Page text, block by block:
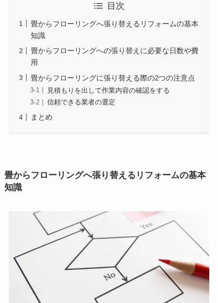
目次
畳からフローリングへ張り替えるリフォームの基本
知識
畳からフローリングへの張り替えに必要な日数や費
用
畳からフローリングに張り替える際の2つの注意点
見積もりを出して作業内容の確認をする
信頼できる業者の選定
まとめ
畳からフローリングへ張り替えるリフォームの基本
知識